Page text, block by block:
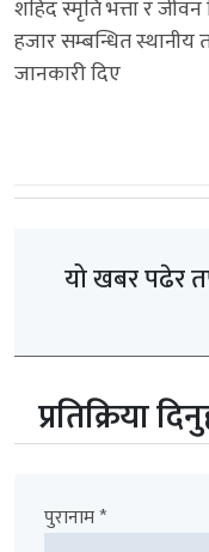
शहिद स्मृति भत्ता र
हजार सम्बन्धित स्थानीय
जानकारी दिए
यो खबर पढेर
प्रतिक्रिया
पुरानाम *